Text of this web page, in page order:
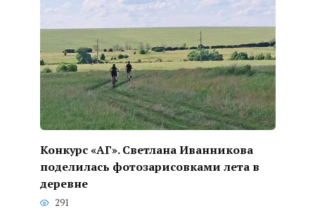
Конкурс «АГ». Светлана Иванникова
поделилась фотозарисовками лета в
деревне
291